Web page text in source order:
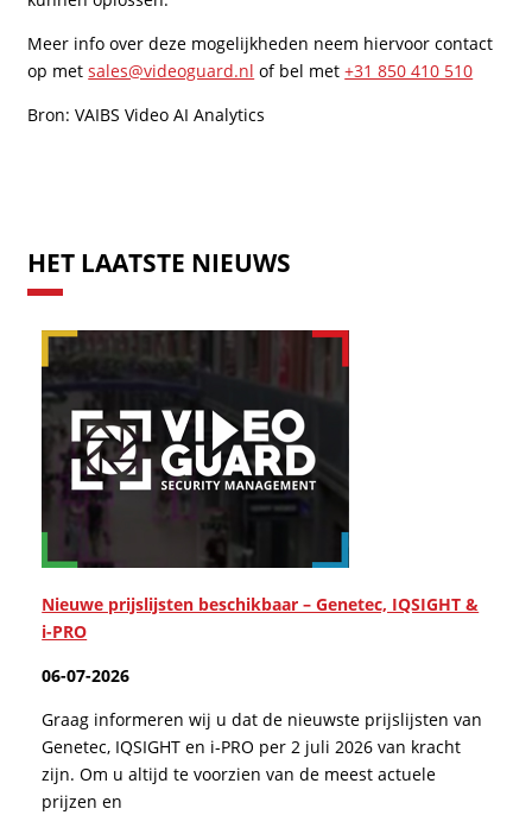
Meer info over deze mogelijkheden neem hiervoor contact
op metsales@videoguard.nl of bel met+31 850 410 510
Bron: VAIBS Video AI Analytics
HET LAATSTE NIEUWS
Nieuwe prijslijsten beschikbaar – Genetec, IQSIGHT &
i-PRO
06-07-2026
Graag informeren wij u dat de nieuwste prijslijsten van
Genetec, IQSIGHT en i-PRO per 2 juli 2026 van kracht
zijn. Om u altijd te voorzien van de meest actuele
prijzen en